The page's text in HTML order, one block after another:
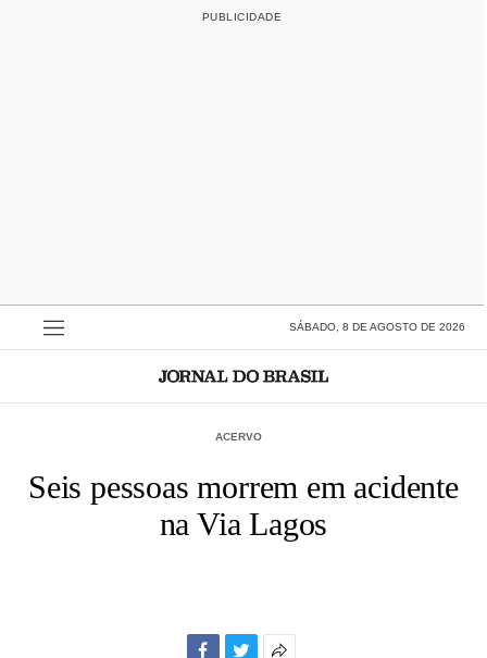
SÁBADO, 8 DE AGOSTO DE 2026
ACERVO
Seis pessoas morrem em acidente
na Via Lagos